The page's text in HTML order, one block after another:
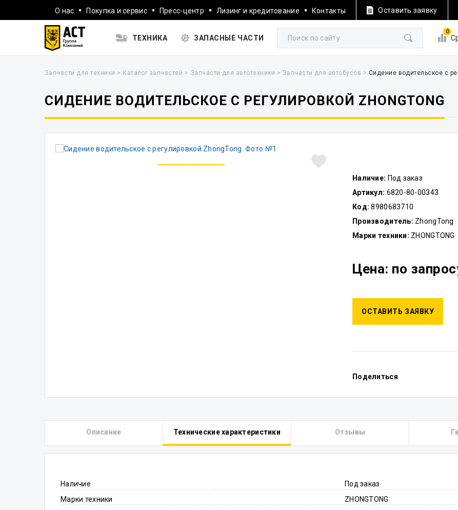
О нас Покупка и сервис Пресс-центр Лизинг и кредитование Контакты Оставить заявку
ТЕХНИКА ЗАПАСНЫЕ ЧАСТИ
0
Запчасти для техники > Каталог запчастей > Запчасти для автотехники > Запчасти для автобусов > Сидение водительское с
СИДЕНИЕ ВОДИТЕЛЬСКОЕ С РЕГУЛИРОВКОЙ ZHONGTONG
Наличие: Под заказ
Артикул: 6820-80-00343
Код: 8980683710
Производитель: ZhongTong
Марки техники: ZHONGTONG
Цена: по
ОСТАВИТЬ ЗАЯВКУ
Поделиться
Описание Технические характеристики Отзывы
Наличие
Под заказ
Марки техники
ZHONGTONG